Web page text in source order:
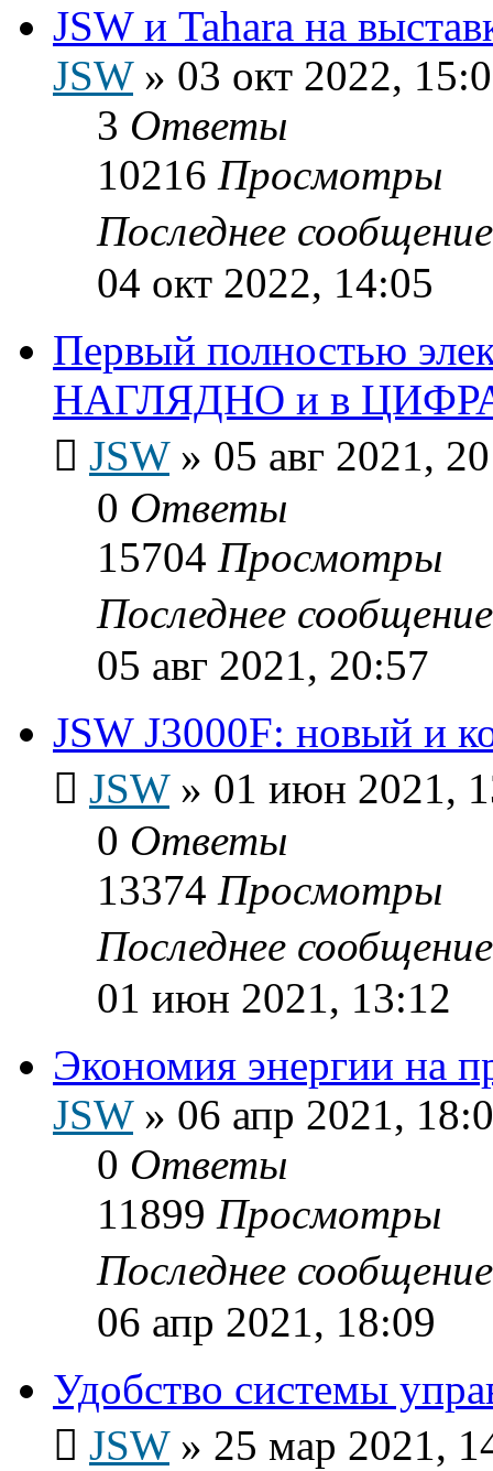
JSW и Tahara на
JSW» 03 окт 2022,
3 Ответы
10216 Просмотры
Последнее
04 окт 2022, 14:05
Первый полностью
НАГЛЯДНО и в
JSW» 05 авг 2021,
0 Ответы
15704 Просмотры
Последнее
05 авг 2021, 20:57
JSW J3000F: новый и
JSW» 01 июн 2021,
0 Ответы
13374 Просмотры
Последнее
01 июн 2021, 13:12
Экономия энергии на
JSW» 06 апр 2021,
0 Ответы
11899 Просмотры
Последнее
06 апр 2021, 18:09
Удобство системы
JSW» 25 мар 2021,